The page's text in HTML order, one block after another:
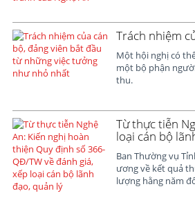
Trách nhiệm
Một hội nghị có
một bộ phận
thu.
Từ thực tiễn
loại cán bộ
Ban Thường vụ
ương về kết quả
lượng hằng năm